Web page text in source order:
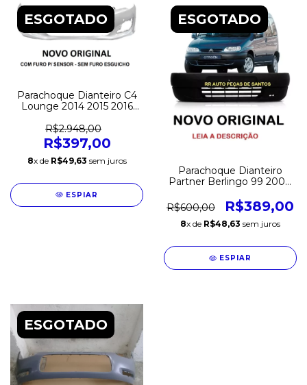
ESGOTADO
Parachoque Dianteiro C4
Lounge 2014 2015 2016
C/Furo Sensor Original
R$2.948,00
R$397,00
8x de R$49,63 sem juros
ESPIAR
ESGOTADO
Parachoque Dianteiro
Partner Berlingo 99 2000
2005 2006 2007 2008
2009 Preto Texturizado
Original
R$600,00 R$389,00
8x de R$48,63 sem juros
ESPIAR
ESGOTADO